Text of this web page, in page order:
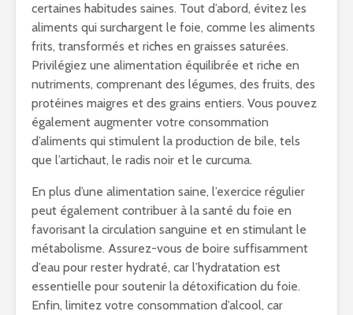
certaines habitudes saines. Tout d’abord, évitez les
aliments qui surchargent le foie, comme les aliments
frits, transformés et riches en graisses saturées.
Privilégiez une alimentation équilibrée et riche en
nutriments, comprenant des légumes, des fruits, des
protéines maigres et des grains entiers. Vous pouvez
également augmenter votre consommation
d’aliments qui stimulent la production de bile, tels
que l’artichaut, le radis noir et le curcuma.
En plus d’une alimentation saine, l’exercice régulier
peut également contribuer à la santé du foie en
favorisant la circulation sanguine et en stimulant le
métabolisme. Assurez-vous de boire suffisamment
d’eau pour rester hydraté, car l’hydratation est
essentielle pour soutenir la détoxification du foie.
Enfin, limitez votre consommation d’alcool, car